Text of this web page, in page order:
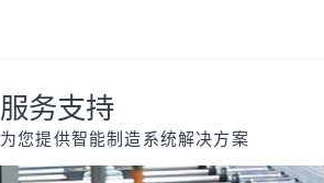
服务支持
为您提供智能制造系统解决方案